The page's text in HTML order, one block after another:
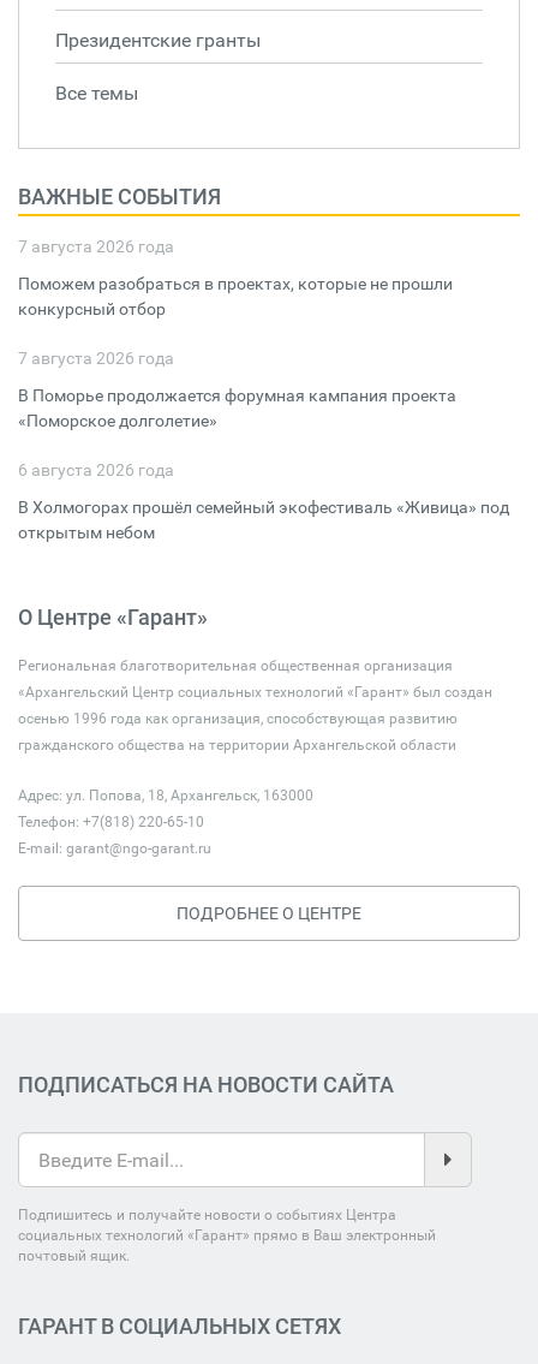
Президентские гранты
Все темы
ВАЖНЫЕ СОБЫТИЯ
7 августа 2026 года
Поможем разобраться в проектах, которые не прошли
конкурсный отбор
7 августа 2026 года
В Поморье продолжается форумная кампания проекта
«Поморское долголетие»
6 августа 2026 года
В Холмогорах прошёл семейный экофестиваль «Живица» под
открытым небом
О Центре «Гарант»
Региональная благотворительная общественная организация
«Архангельский Центр социальных технологий «Гарант» был создан
осенью 1996 года как организация, способствующая развитию
гражданского общества на территории Архангельской области
Адрес: ул. Попова, 18, Архангельск, 163000
Телефон: +7(818) 220-65-10
E-mail: garant@ngo-garant.ru
ПОДРОБНЕЕ О ЦЕНТРЕ
ПОДПИСАТЬСЯ НА НОВОСТИ САЙТА
Подпишитесь и получайте новости о событиях Центра
социальных технологий «Гарант» прямо в Ваш электронный
почтовый ящик.
ГАРАНТ В СОЦИАЛЬНЫХ СЕТЯХ